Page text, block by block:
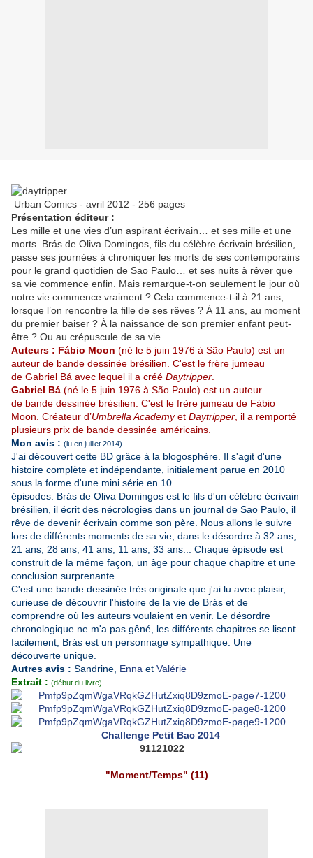
Urban Comics - avril 2012 - 256 pages
Présentation éditeur :
Les mille et une vies d’un aspirant écrivain… et ses mille et une
morts. Brás de Oliva Domingos, fils du célèbre écrivain brésilien,
passe ses journées à chroniquer les morts de ses contemporains
pour le grand quotidien de Sao Paulo… et ses nuits à rêver que
sa vie commence enfin. Mais remarque-t-on seulement le jour où
notre vie commence vraiment ? Cela commence-t-il à 21 ans,
lorsque l’on rencontre la fille de ses rêves ? À 11 ans, au moment
du premier baiser ? À la naissance de son premier enfant peut-
être ? Ou au crépuscule de sa vie…
Auteurs : Fábio Moon (né le 5 juin 1976 à São Paulo) est un
auteur de bande dessinée brésilien. C'est le frère jumeau
de Gabriel Bá avec lequel il a créé Daytripper
Gabriel Bá (né le 5 juin 1976 à São Paulo) est un auteur
de bande dessinée brésilien. C'est le frère jumeau de Fábio
Moon. Créateur d’Umbrella Academyet Daytripper , il a remporté
plusieurs prix de bande dessinée américains.
Mon avis : (lu en juillet 2014)
J'ai découvert cette BD grâce à la blogosphère. Il s'agit d'une
histoire complète et indépendante, initialement parue en 2010
sous la forme d'une mini série en 10
épisodes. Brás de Oliva Domingos est le fils d'un célèbre écrivain
brésilien, il écrit des nécrologies dans un journal de Sao Paulo, il
rêve de devenir écrivain comme son père. Nous allons le suivre
lors de différents moments de sa vie, dans le désordre à 32 ans,
21 ans, 28 ans, 41 ans, 11 ans, 33 ans... Chaque épisode est
construit de la même façon, un âge pour chaque chapitre et une
conclusion surprenante...
C'est une bande dessinée très originale que j'ai lu avec plaisir,
curieuse de découvrir l'histoire de la vie de Brás et de
comprendre où les auteurs voulaient en venir. Le désordre
chronologique ne m'a pas gêné, les différents chapitres se lisent
facilement, Brás est un personnage sympathique. Une
découverte unique.
Autres avis : Sandrine Enna et Valérie
Extrait : (début du livre)
Challenge Petit Bac 2014
"Moment/Temps" (11)